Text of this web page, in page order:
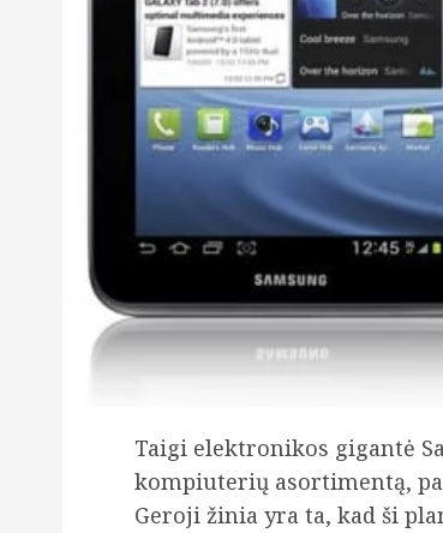
Taigi elektronikos gigantė
kompiuterių asortimentą,
Geroji žinia yra ta, kad ši